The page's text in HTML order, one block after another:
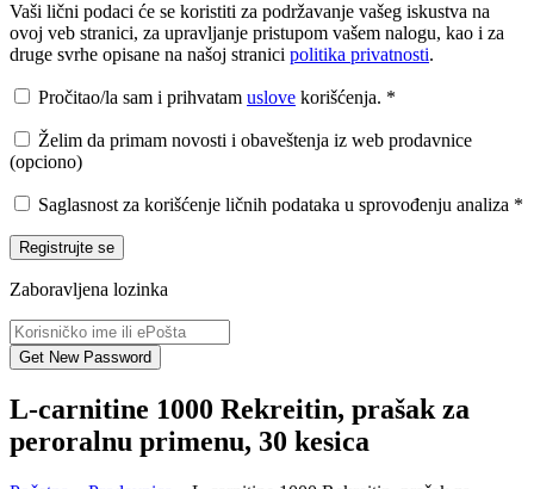
Vaši lični podaci će se koristiti za podržavanje vašeg iskustva na
ovoj veb stranici, za upravljanje pristupom vašem nalogu, kao i za
druge svrhe opisane na našoj stranici politika privatnosti.
Pročitao/la sam i prihvatam uslove korišćenja. *
Želim da primam novosti i obaveštenja iz web prodavnice
(opciono)
Saglasnost za korišćenje ličnih podataka u sprovođenju analiza *
Registrujte se
Zaboravljena lozinka
L-carnitine 1000 Rekreitin, prašak za
peroralnu primenu, 30 kesica